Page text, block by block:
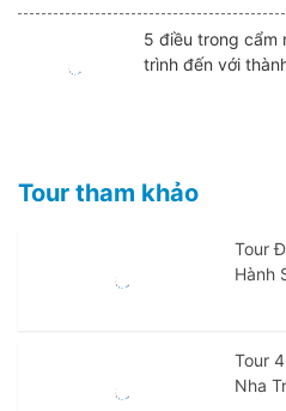
5 điều trong cẩm
trình đến với
Tour tham khảo
Tour
Hành
Tour
Nha